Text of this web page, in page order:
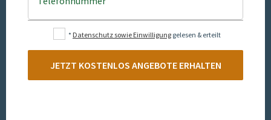
* Datenschutz sowie Einwilligung gelesen & erteilt
JETZT KOSTENLOS ANGEBOTE ERHALTEN